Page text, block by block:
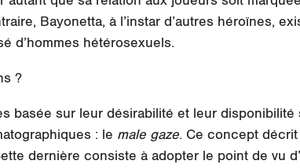
Bayonetta, à l’instar d’autres héroïnes,
d’hommes hétérosexuels.
?
basée sur leur désirabilité et leur disponibilité
: le male gaze. Ce concept
dernière consiste à adopter le point de vu